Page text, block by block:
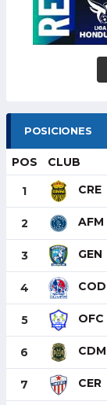
POSICIONES
POS CLUB
1 CRE
2 AFM
3 GEN
4 COD
5 OFC
6 CDM
7 CER